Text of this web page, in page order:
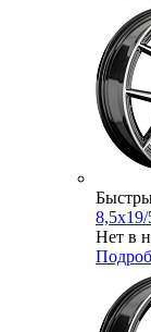
Нет в